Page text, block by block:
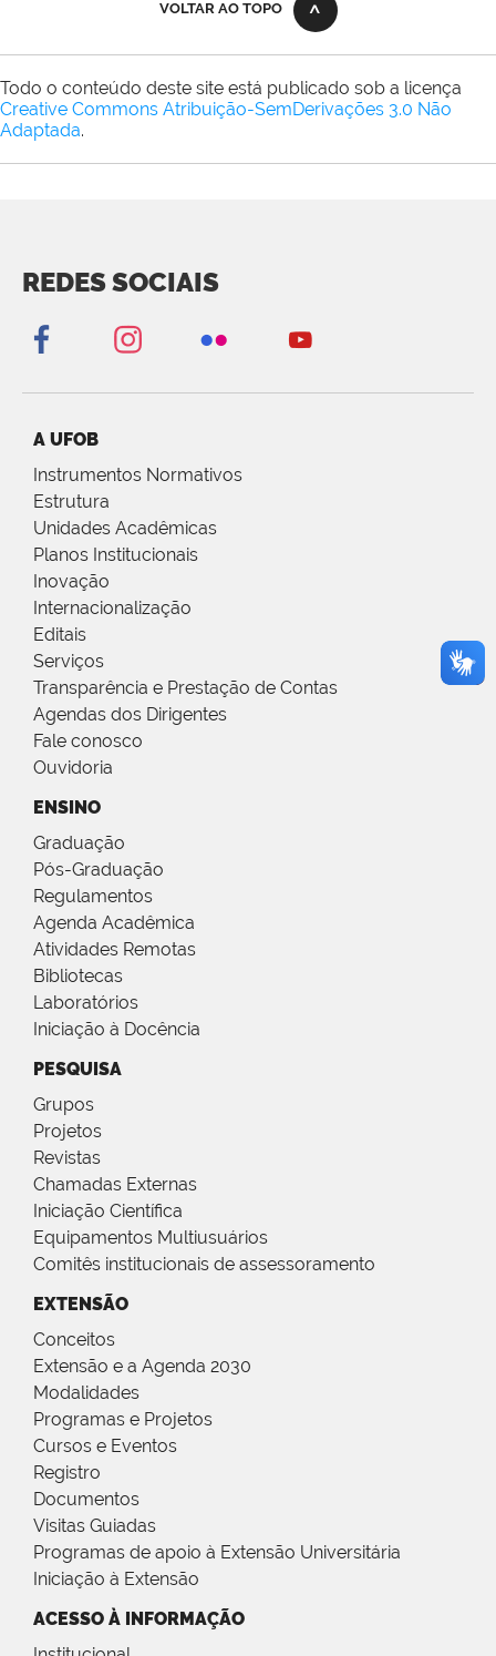
VOLTAR AO TOPO
Todo o conteúdo deste site está publicado sob a licença
Creative Commons Atribuição-SemDerivações 3.0 Não
Adaptada.
REDES SOCIAIS
A UFOB
Instrumentos Normativos
Estrutura
Unidades Acadêmicas
Planos Institucionais
Inovação
Internacionalização
Editais
Serviços
Transparência e Prestação de Contas
Agendas dos Dirigentes
Fale conosco
Ouvidoria
ENSINO
Graduação
Pós-Graduação
Regulamentos
Agenda Acadêmica
Atividades Remotas
Bibliotecas
Laboratórios
Iniciação à Docência
PESQUISA
Grupos
Projetos
Revistas
Chamadas Externas
Iniciação Científica
Equipamentos Multiusuários
Comitês institucionais de assessoramento
EXTENSÃO
Conceitos
Extensão e a Agenda 2030
Modalidades
Programas e Projetos
Cursos e Eventos
Registro
Documentos
Visitas Guiadas
Programas de apoio à Extensão Universitária
Iniciação à Extensão
ACESSO À INFORMAÇÃO